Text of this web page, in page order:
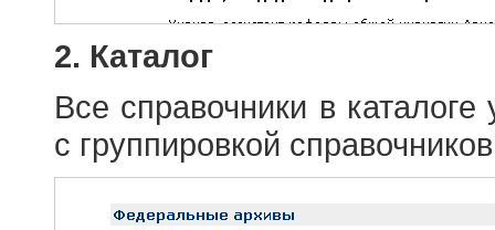
2. Каталог
Все справочники в
с группировкой